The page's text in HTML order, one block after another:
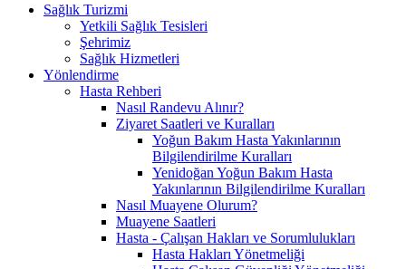
Sağlık Turizmi
Yetkili Sağlık Tesisleri
Şehrimiz
Sağlık Hizmetleri
Yönlendirme
Hasta Rehberi
Nasıl Randevu Alınır?
Ziyaret Saatleri ve Kuralları
Yoğun Bakım Hasta Yakınlarının
Bilgilendirilme Kuralları
Yenidoğan Yoğun Bakım Hasta
Yakınlarının Bilgilendirilme Kuralları
Nasıl Muayene Olurum?
Muayene Saatleri
Hasta - Çalışan Hakları ve Sorumlulukları
Hasta Hakları Yönetmeliği